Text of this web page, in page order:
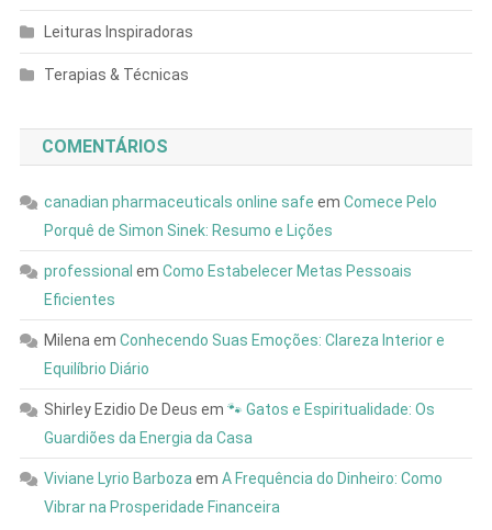
Leituras Inspiradoras
Terapias & Técnicas
COMENTÁRIOS
canadian pharmaceuticals online safe em Comece Pelo
Porquê de Simon Sinek: Resumo e Lições
professional em Como Estabelecer Metas Pessoais
Eficientes
Milenaem Conhecendo Suas Emoções: Clareza Interior e
Equilíbrio Diário
Shirley Ezidio De Deus em 🐾 Gatos e Espiritualidade: Os
Guardiões da Energia da Casa
Viviane Lyrio Barbozaem A Frequência do Dinheiro: Como
Vibrar na Prosperidade Financeira